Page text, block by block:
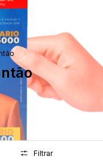
Filtrar